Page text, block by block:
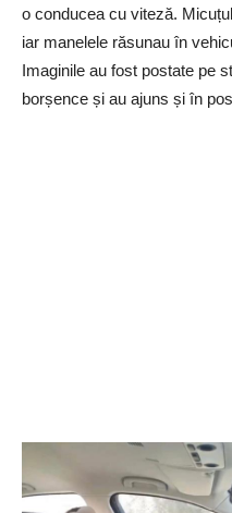
o conducea cu viteză.
iar manelele răsunau în
Imaginile au fost postate pe
borșence și au ajuns și în